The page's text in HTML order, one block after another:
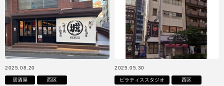
2025.08.20
居酒屋 西区
2025.05.30
ピラティススタジオ 西区